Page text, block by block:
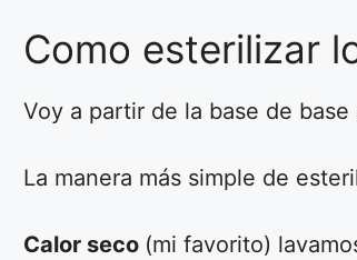
Como esterilizar
Voy a partir de la base de
La manera más simple de
Calor seco (mi favorito)